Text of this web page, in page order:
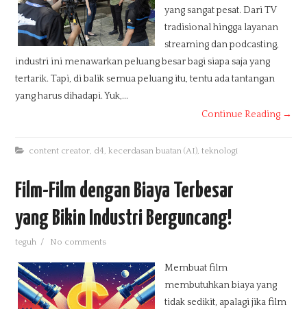
yang sangat pesat. Dari TV
tradisional hingga layanan
streaming dan podcasting,
industri ini menawarkan peluang besar bagi siapa saja yang
tertarik. Tapi, di balik semua peluang itu, tentu ada tantangan
yang harus dihadapi. Yuk,...
Continue Reading →
content creator, d4,kecerdasan buatan (AI),teknologi
Film-Film dengan Biaya Terbesar
yang Bikin Industri Berguncang!
teguh / No comments
Membuat film
membutuhkan biaya yang
tidak sedikit, apalagi jika film